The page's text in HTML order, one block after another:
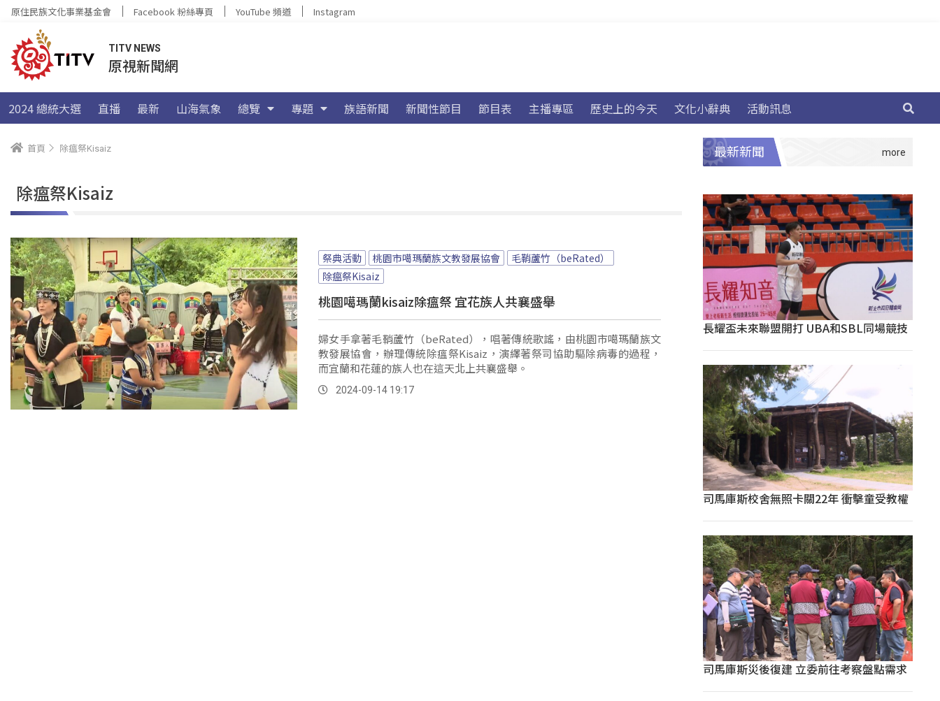
原住民族文化事業基金會 Facebook 粉絲專頁 YouTube 頻道 Instagram
TITV NEWS
原視新聞網
2024 總統大選 直播 最新 山海氣象 總覽 專題 族語新聞 新聞性節目 節目表 主播專區 歷史上的今天 文化小辭典 活動訊息
首頁 除瘟祭Kisaiz
除瘟祭Kisaiz
祭典活動 桃園市噶瑪蘭族文教發展協會
毛鞘蘆竹（beRated）
除瘟祭Kisaiz
桃園噶瑪蘭kisaiz除瘟祭 宜花族人共襄盛舉
婦女手拿著毛鞘蘆竹（beRated），唱著傳統歌謠，由桃園市噶瑪蘭族文
教發展協會，辦理傳統除瘟祭Kisaiz，演繹著祭司協助驅除病毒的過程，
而宜蘭和花蓮的族人也在這天北上共襄盛舉。
2024-09-14 19:17
最新新聞
長耀盃未來聯盟開打 UBA和SBL同場競技
司馬庫斯校舍無照卡關22年 衝擊童受教權
司馬庫斯災後復建 立委前往考察盤點需求